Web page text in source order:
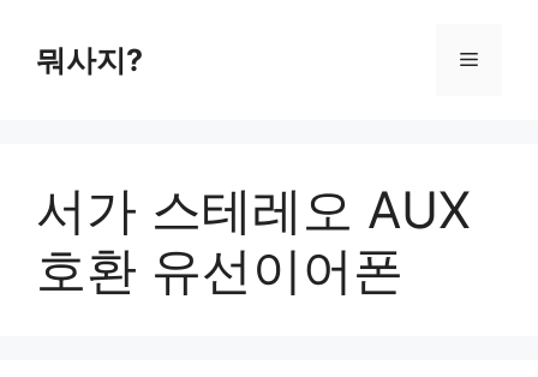
뭐사지? 메
서가 스테레오 AUX
호환 유선이어폰